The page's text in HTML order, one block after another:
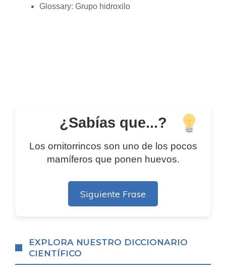
Glossary: Grupo hidroxilo
¿Sabías que...?
Los ornitorrincos son uno de los pocos
mamíferos que ponen huevos.
Siguiente Frase
EXPLORA NUESTRO DICCIONARIO
CIENTÍFICO